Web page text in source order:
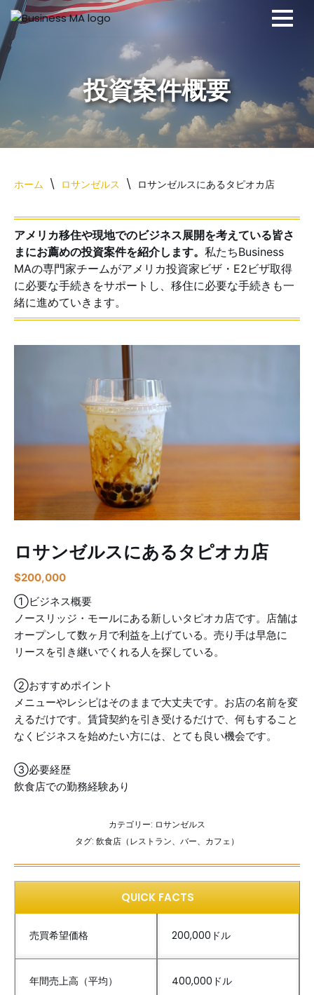
コ
へ
プ
ホーム \ ロサンゼルス \ ロサンゼルスにあるタピオカ店
アメリカ移住や現地でのビジネス展開を考えている皆さ
まにお薦めの投資案件を紹介します。 私たちBusiness
MAの専門家チームがアメリカ投資家ビザ・E2ビザ取得
に必要な手続きをサポートし、移住に必要な手続きも一
緒に進めていきます。
ロサンゼルスにあるタピオカ店
$200,000
①ビジネス概要
ノースリッジ・モールにある新しいタピオカ店です。店舗は
オープンして数ヶ月で利益を上げている。売り手は早急に
リースを引き継いでくれる人を探している。
②おすすめポイント
メニューやレシピはそのままで大丈夫です。お店の名前を変
えるだけです。賃貸契約を引き受けるだけで、何もすること
なくビジネスを始めたい方には、とても良い機会です。
③必要経歴
飲食店での勤務経験あり
カテゴリー: ロサンゼルス
タグ: 飲食店（レストラン、バー、カフェ）
QUICK FACTS
売買希望価格 200,000ドル
年間売上高（平均） 400,000ドル